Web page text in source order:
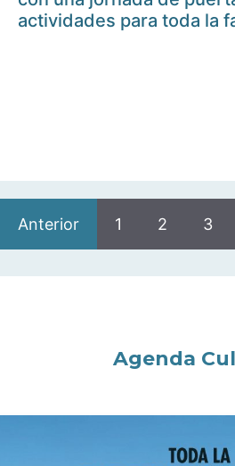
actividades para toda la
Anterior 1 2 3
Agenda